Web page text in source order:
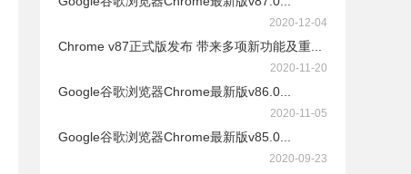
2020-12-04
Chrome v87正式版发布 带来多项新功能及重...
2020-11-20
Google谷歌浏览器Chrome最新版v86.0...
2020-11-05
Google谷歌浏览器Chrome最新版v85.0...
2020-09-23